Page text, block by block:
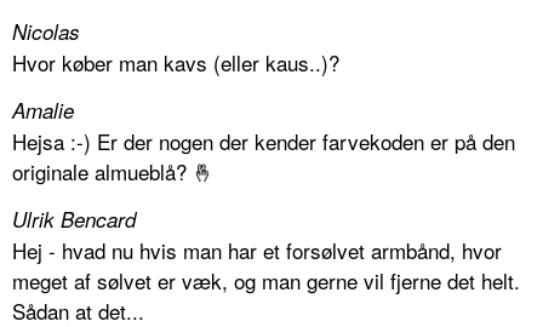
Nicolas
Hvor køber man kavs (eller kaus..)?
Amalie
Hejsa :-) Er der nogen der kender farvekoden er på den
originale almueblå? 🤞
Ulrik Bencard
Hej - hvad nu hvis man har et forsølvet armbånd, hvor
meget af sølvet er væk, og man gerne vil fjerne det helt.
Sådan at det...